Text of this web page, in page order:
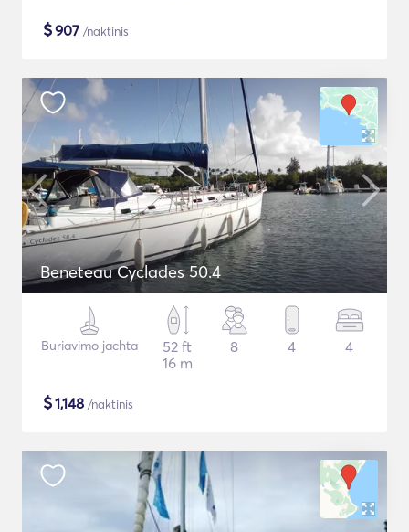
$907 /naktinis
Beneteau Cyclades 50.4
Buriavimo jachta
52 ft
16 m
8 4 4
$1,148 /naktinis